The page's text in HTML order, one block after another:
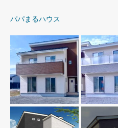
パパまるハウス